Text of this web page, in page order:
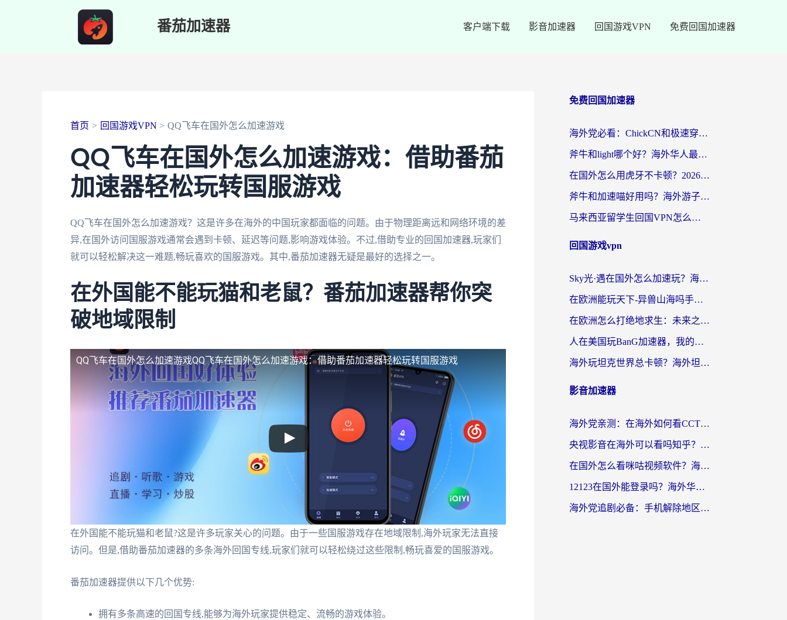
番茄加速器 客户端下载 影音加速器 回国游戏VPN 免费回国加速器
首页 回国游戏VPN QQ飞车在国外怎么加速游戏
QQ飞车在国外怎么加速游戏：借助番茄
加速器轻松玩转国服游戏
QQ飞车在国外怎么加速游戏？这是许多在海外的中国玩家都面临的问题。由于物理距离远和网络环境的差
异,在国外访问国服游戏通常会遇到卡顿、延迟等问题,影响游戏体验。不过,借助专业的回国加速器,玩家们
就可以轻松解决这一难题,畅玩喜欢的国服游戏。其中,番茄加速器无疑是最好的选择之一。
在外国能不能玩猫和老鼠？番茄加速器帮你突
破地域限制
QQ飞车在国外怎么加速游戏QQ飞车在国外怎么加速游戏：借助番茄加速器轻松玩转国服游戏
在外国能不能玩猫和老鼠?这是许多玩家关心的问题。由于一些国服游戏存在地域限制,海外玩家无法直接
访问。但是,借助番茄加速器的多条海外回国专线,玩家们就可以轻松绕过这些限制,畅玩喜爱的国服游戏。
番茄加速器提供以下几个优势:
拥有多条高速的回国专线,能够为海外玩家提供稳定、流畅的游戏体验。
免费回国加速器
海外党必看：ChickCN和极速穿梭VPN好用吗？3招教你选对回国加速器无缝刷国内资源
斧牛和light哪个好？海外华人最关心的回国加速器选择难题，一篇讲透
在国外怎么用虎牙不卡顿？2026海外华人亲测有效的回国加速器选择指南
斧牛和加速喵好用吗？海外游子的真实选择困境
马来西亚留学生回国VPN怎么选？3个避坑点+1款实测好用的加速器推荐
回国游戏vpn
Sky光·遇在国外怎么加速玩？海外党亲测有效的国服游戏加速指南
在欧洲能玩天下-异兽山海吗手游？海外玩家的加速器生存指南
在欧洲怎么打绝地求生：未来之役不卡？留学生亲测的加速器避坑指南
人在美国玩BanG加速器，我的延迟终于绿了
海外玩坦克世界总卡顿？海外坦克世界加速器有哪些？实测好用的选择在这里
影音加速器
海外党亲测：在海外如何看CCTV？告别“仅限大陆播放”的实用指南
央视影音在海外可以看吗知乎？留学生亲测：3步解决地域限制+追剧自由
在国外怎么看咪咕视频软件？海外党亲测有效的回国加速方案
12123在国外能登录吗？海外华人必看的回国加速实用指南
海外党追剧必备：手机解除地区限制app怎么选？解决央视视频&国内剧地区限制全指南